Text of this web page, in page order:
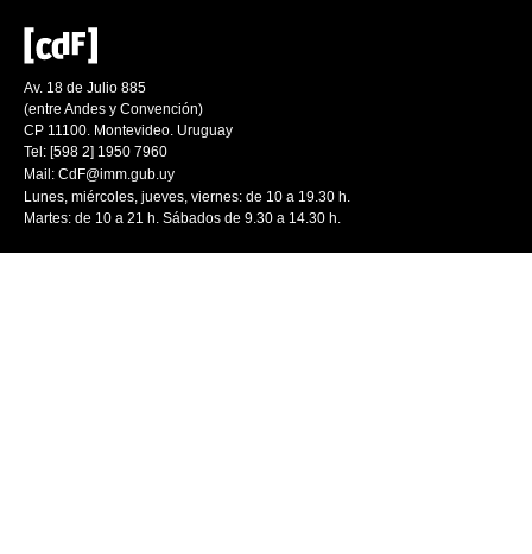
Av. 18 de Julio 885
(entre Andes y Convención)
CP 11100. Montevideo. Uruguay
Tel: [598 2] 1950 7960
Mail: CdF@imm.gub.uy
Lunes, miércoles, jueves, viernes: de 10 a 19.30 h.
Martes: de 10 a 21 h. Sábados de 9.30 a 14.30 h.